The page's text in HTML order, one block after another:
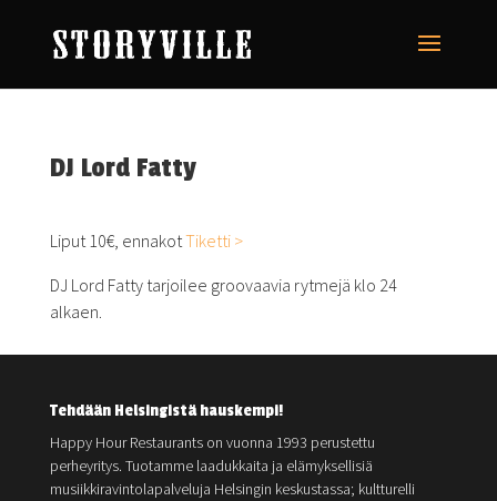
DJ Lord Fatty
Liput 10€, ennakotTiketti >
DJ Lord Fatty tarjoilee groovaavia rytmejä klo 24
alkaen.
Tehdään Helsingistä hauskempi!
Happy Hour Restaurants on vuonna 1993 perustettu
perheyritys. Tuotamme laadukkaita ja elämyksellisiä
musiikkiravintolapalveluja Helsingin keskustassa; kultturelli